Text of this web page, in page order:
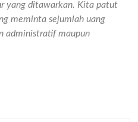
yang ditawarkan. Kita patut
meminta sejumlah uang
administratif maupun